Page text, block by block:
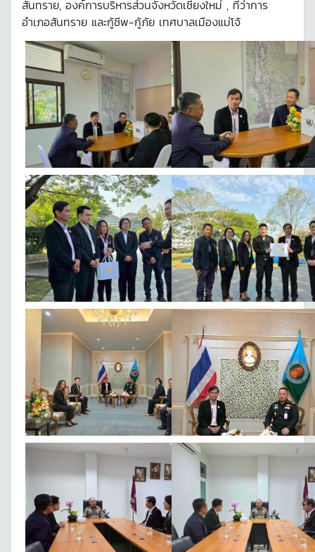
สันทราย, องค์การบริหารส่วนจังหวัดเชียงใหม่ , ที่ว่าการ
อำเภอสันทราย และกู้ชีพ-กู้ภัย เทศบาลเมืองแม่โจ้